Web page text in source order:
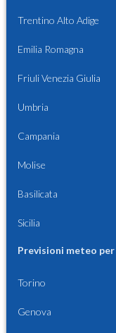
Trentino Alto Adige
Emilia Romagna
Friuli Venezia Giulia
Umbria
Campania
Molise
Basilicata
Sicilia
Previsioni meteo
Torino
Genova